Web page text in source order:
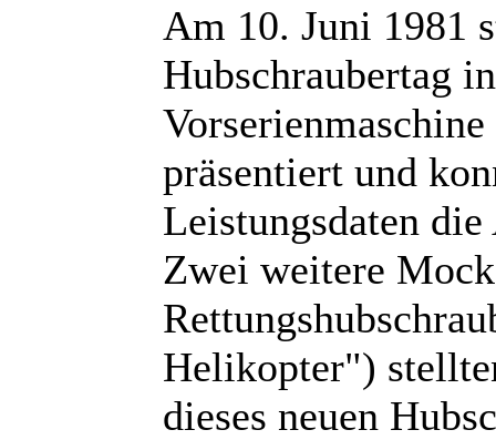
Am 10. Juni 1981
Hubschraubertag
präsentiert und
Leistungsdaten
Zwei weitere
Helikopter")
dieses neuen